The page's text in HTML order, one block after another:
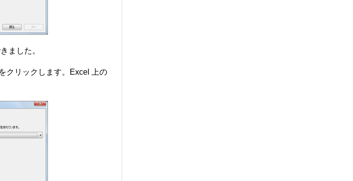
ました。
クリックします。Excel 上の